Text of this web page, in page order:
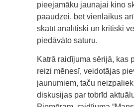
pieejamāku jaunajai kino
paaudzei, bet vienlaikus
skatīt analītiski un kritiski
piedāvāto saturu.
Katrā raidījuma sērijā, kas
reizi mēnesī, veidotājas
jaunumiem, taču
diskusijas par tobrīd